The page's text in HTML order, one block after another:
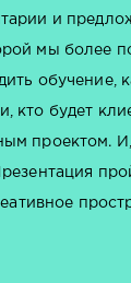
и
мы более
обучение,
кто будет
проектом. И,